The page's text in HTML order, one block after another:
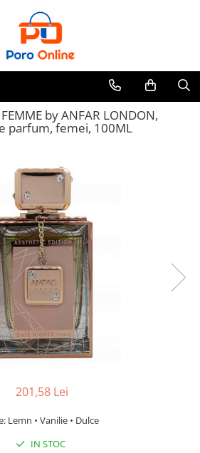
by ANFAR LONDON,
parfum, femei, 100ML
201,58 Lei
Lemn • Vanilie • Dulce
IN STOC